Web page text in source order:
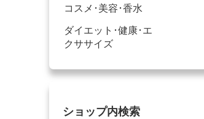
コスメ･美容･香水
ダイエット･健康･エ
クササイズ
ショップ内検索